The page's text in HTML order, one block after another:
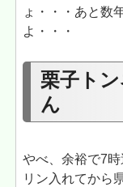
ょ・・・あと数
よ・・・
栗子ト
ん
やべ、余裕で7
リン入れてから